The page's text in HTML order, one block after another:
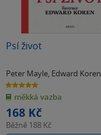
Psí život
Peter Mayle Edward Koren
4.8
z
5
hvězdiček
měkká vazba
168 Kč
Běžně 188 Kč